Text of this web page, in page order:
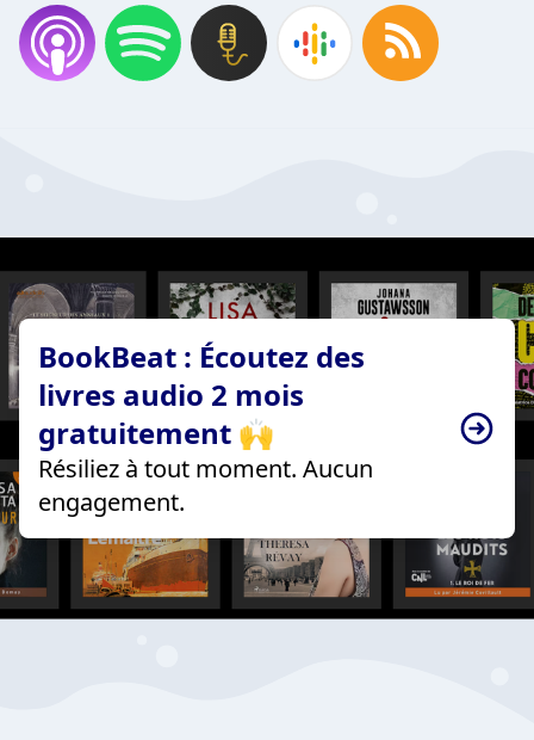
BookBeat : Écoutez des
livres audio 2 mois
gratuitement 🙌
Résiliez à tout moment. Aucun
engagement.